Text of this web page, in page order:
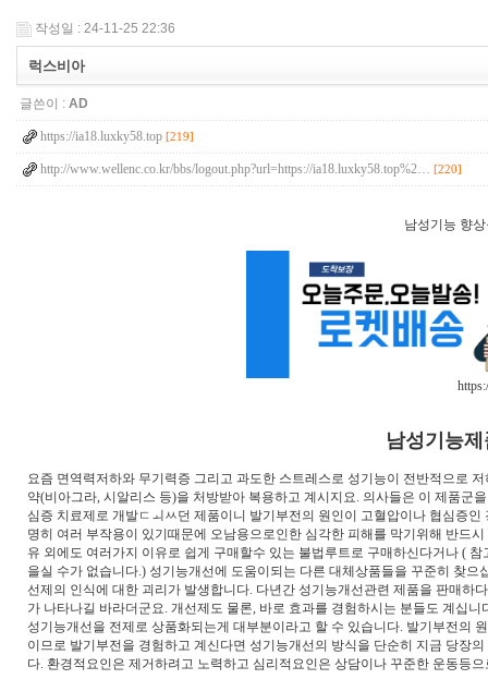
작성일 : 24-11-25 22:36
럭스비아
글쓴이 : AD
https://ia18.luxky58.top [219]
http://www.wellenc.co.kr/bbs/logout.php?url=https://ia18.luxky58.top%2… [220]
남성기능 향
남성기능
요즘 면역력저하와 무기력증 그리고 과도한 스트레스로 성기능이 전반적으로
약(비아그라, 시알리스 등)을 처방받아 복용하고 계시지요. 의사들은 이 제품군
심증 치료제로 개발ㅤㄷㅚㅆ던 제품이니 발기부전의 원인이 고혈압이나 협심
명히 여러 부작용이 있기때문에 오남용으로인한 심각한 피해를 막기위해 반드
유 외에도 여러가지 이유로 쉽게 구매할수 있는 불법루트로 구매하신다거나 (
을실 수가 없습니다.) 성기능개선에 도움이되는 다른 대체상품들을 꾸준히 찾
선제의 인식에 대한 괴리가 발생합니다. 다년간 성기능개선관련 제품을 판매
가 나타나길 바라더군요. 개선제도 물론, 바로 효과를 경험하시는 분들도 계십
성기능개선을 전제로 상품화되는게 대부분이라고 할 수 있습니다. 발기부전의
이므로 발기부전을 경험하고 계신다면 성기능개선의 방식을 단순히 지금 당장
다. 환경적요인은 제거하려고 노력하고 심리적요인은 상담이나 꾸준한 운동등